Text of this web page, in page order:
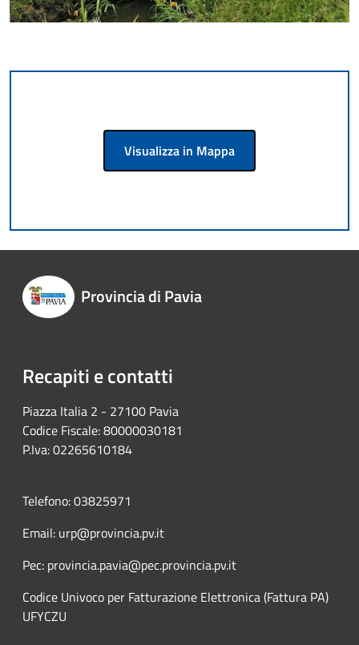
Visualizza in Mappa
Provincia di Pavia
Recapiti e contatti
Piazza Italia 2 - 27100 Pavia
Codice Fiscale: 80000030181
P.Iva: 02265610184
Telefono: 03825971
Email: urp@provincia.pv.it
Pec: provincia.pavia@pec.provincia.pv.it
Codice Univoco per Fatturazione Elettronica (Fattura PA)
UFYCZU